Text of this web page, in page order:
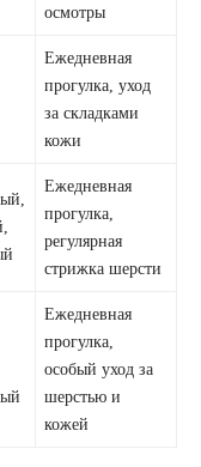
осмотры
Ежедневная
прогулка, уход
за складками
кожи
Ежедневная
прогулка,
регулярная
стрижка шерсти
Ежедневная
прогулка,
особый уход за
шерстью и
кожей